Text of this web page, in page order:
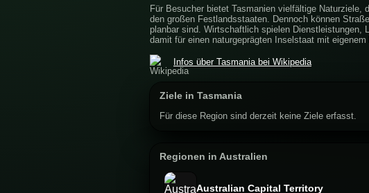
Für Besucher bietet Tasmanien vielfältige
den großen Festlandsstaaten. Dennoch können
planbar sind. Wirtschaftlich spielen Dienstleistungen,
damit für einen naturgeprägten Inselstaat mit
Infos über Tasmania bei Wikipedia
Ziele in Tasmania
Für diese Region sind derzeit keine Ziele erfasst.
Regionen in Australien
Australian Capital Territory